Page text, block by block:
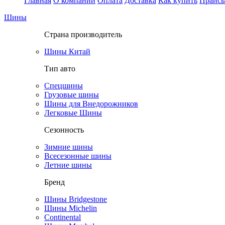
Шины
Страна производитель
Шины Китай
Тип авто
Спецшины
Грузовые шины
Шины для Внедорожников
Легковые Шины
Сезонность
Зимние шины
Всесезонные шины
Летние шины
Бренд
Шины Bridgestone
Шины Michelin
Continental